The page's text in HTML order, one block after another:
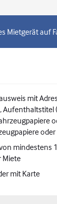
Mietgerät auf
mit
Aufenthaltstitel
mindestens
Miete
mit Karte